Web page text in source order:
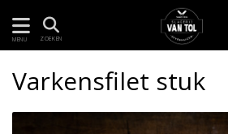
MENU ZOEKEN
Varkensfilet stuk